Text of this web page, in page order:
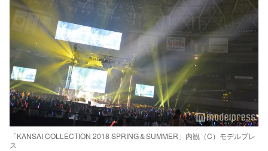
「KANSAI COLLECTION 2018 SPRING＆SUMMER」内観（C）モデルプレ
ス